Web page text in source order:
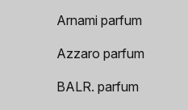
Arnami parfum
Azzaro parfum
BALR. parfum